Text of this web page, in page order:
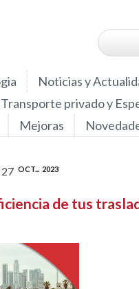
Noticias y
Transporte privado y
Mejoras
27 OCT... 2023
de tus